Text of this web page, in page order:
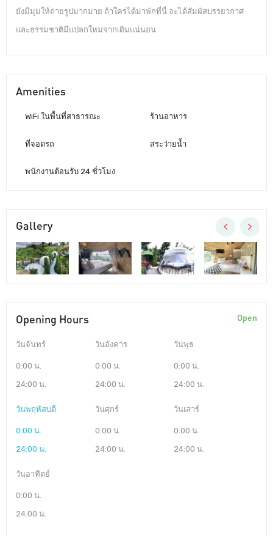
ยังมีมุมให้ถ่ายรูปมากมาย ถ้าใครได้มาพักที่นี่ จะได้สัมผัสบรรยากาศ
และธรรมชาติมีแปลกใหม่จากเดิมแน่นอน
Amenities
WiFi ในพื้นที่สาธารณะ
ที่จอดรถ
พนักงานต้อนรับ 24 ชั่วโมง
ร้านอาหาร
สระว่ายน้ำ
Gallery
Opening Hours Open
วันจันทร์
0:00 น.
24:00 น.
วันอังคาร
0:00 น.
24:00 น.
วันพุธ
0:00 น.
24:00 น.
วันพฤหัสบดี
0:00 น.
24:00 น.
วันศุกร์
0:00 น.
24:00 น.
วันเสาร์
0:00 น.
24:00 น.
วันอาทิตย์
0:00 น.
24:00 น.